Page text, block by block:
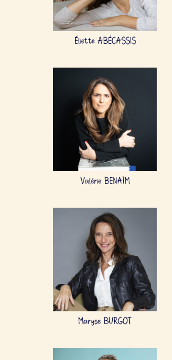
Éliette ABÉCASSIS
Valérie BENAÏM
Maryse BURGOT